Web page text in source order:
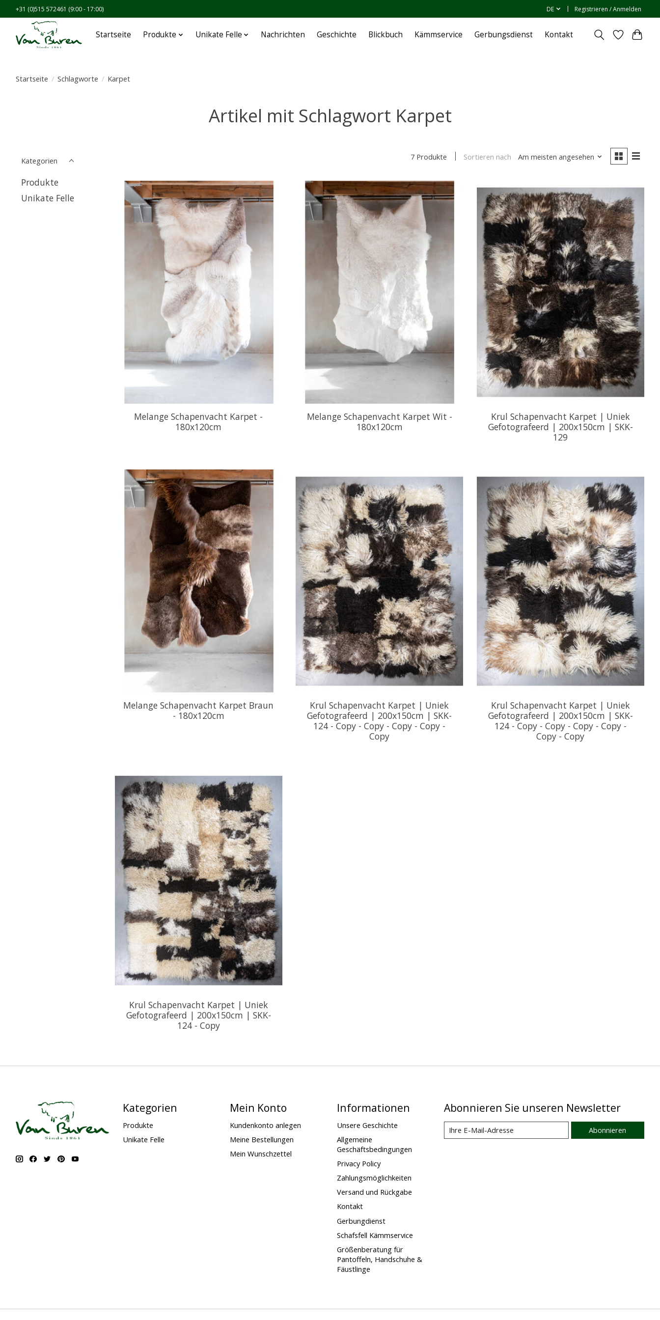
+31 (0)515 572461 (9:00 - 17:00) DE Registrieren / Anmelden
Startseite Produkte Unikate Felle Nachrichten Geschichte Blickbuch Kämmservice Gerbungsdienst Kontakt
Startseite / Schlagworte / Karpet
Artikel mit Schlagwort Karpet
Kategorien
Produkte
Unikate Felle
7 Produkte Sortieren nach Am meisten angesehen
Melange Schapenvacht Karpet -
180x120cm
Melange Schapenvacht Karpet Wit -
180x120cm
Krul Schapenvacht Karpet | Uniek
Gefotografeerd | 200x150cm | SKK-
129
Melange Schapenvacht Karpet Braun
- 180x120cm
Krul Schapenvacht Karpet | Uniek
Gefotografeerd | 200x150cm | SKK-
124 - Copy - Copy - Copy - Copy -
Copy
Krul Schapenvacht Karpet | Uniek
Gefotografeerd | 200x150cm | SKK-
124 - Copy - Copy - Copy - Copy -
Copy - Copy
Krul Schapenvacht Karpet | Uniek
Gefotografeerd | 200x150cm | SKK-
124 - Copy
Kategorien
Produkte
Unikate Felle
Mein Konto
Kundenkonto anlegen
Meine Bestellungen
Mein Wunschzettel
Informationen
Unsere Geschichte
Allgemeine
Geschäftsbedingungen
Privacy Policy
Zahlungsmöglichkeiten
Versand und Rückgabe
Kontakt
Gerbungdienst
Schafsfell Kämmservice
Größenberatung für
Pantoffeln, Handschuhe &
Fäustlinge
Abonnieren Sie unseren Newsletter
Abonnieren